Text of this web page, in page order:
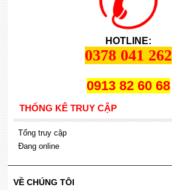
HOTLINE:
0378 041 262
0913 82 60 68
THỐNG KÊ TRUY CẬP
Tổng truy cập
Đang online
VỀ CHÚNG TÔI